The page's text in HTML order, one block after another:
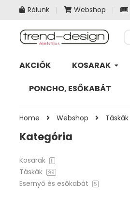
Rólunk Webshop
AKCIÓK KOSARAK
PONCHO, ESŐKABÁT
Home Webshop Táskák
Kategória
Kosarak 11
Táskák 99
Esernyő és esőkabát 5